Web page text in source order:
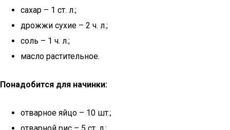
сахар – 1 ст. л.;
дрожжи сухие – 2 ч. л.;
соль – 1 ч. л.;
масло растительное.
Понадобится для начинки:
отварное яйцо – 10 шт.;